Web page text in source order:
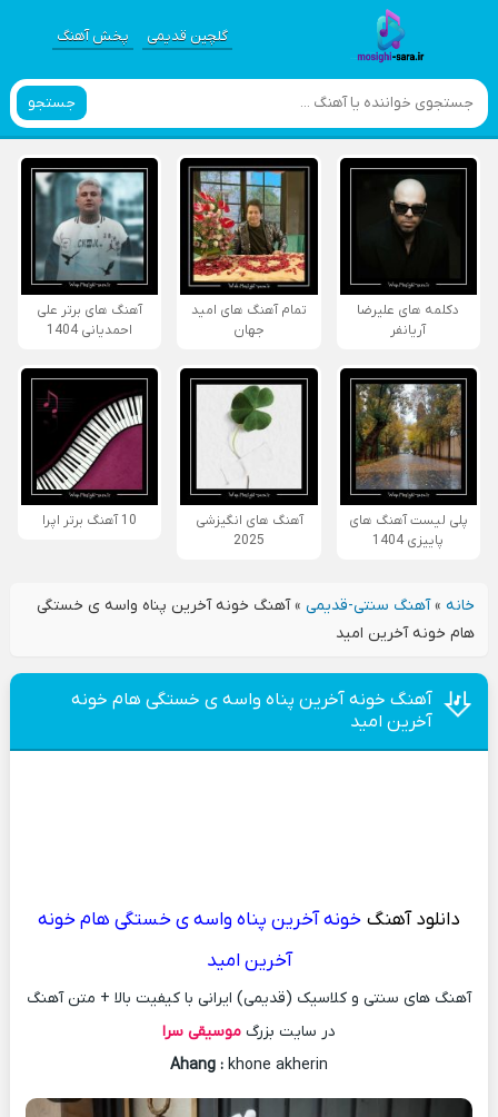
گلچین قدیمی پخش آهنگ
جستجو
دکلمه های علیرضا
آریانفر
تمام آهنگ های امید
جهان
آهنگ های برتر علی
احمدیانی 1404
پلی لیست آهنگ های
پاییزی 1404
آهنگ های انگیزشی
2025
10 آهنگ برتر اپرا
خانه»آهنگ سنتی-قدیمی»آهنگ خونه آخرین پناه واسه ی خستگی
هام خونه آخرین امید
آهنگ خونه آخرین پناه واسه ی خستگی هام خونه
آخرین امید
دانلود آهنگ خونه آخرین پناه واسه ی خستگی هام خونه
آخرین امید
آهنگ های سنتی و کلاسیک (قدیمی) ایرانی با کیفیت بالا + متن آهنگ
در سایت بزرگ موسیقی سرا
Ahang : khone akherin